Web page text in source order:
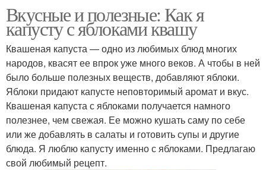
Вкусные и полезные: Как я
капусту с яблоками квашу
Квашеная капуста — одно из любимых блюд многих
народов, квасят ее впрок уже много веков. А чтобы в ней
было больше полезных веществ, добавляют яблоки.
Яблоки придают капусте неповторимый аромат и вкус.
Квашеная капуста с яблоками получается намного
полезнее, чем свежая. Ее можно кушать саму по себе
или же добавлять в салаты и готовить супы и другие
блюда. Я люблю капусту именно с яблоками. Предлагаю
свой любимый рецепт.